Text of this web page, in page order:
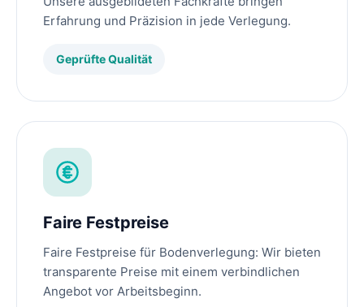
Erfahrung und Präzision in jede Verlegung.
Geprüfte Qualität
Faire Festpreise
Faire Festpreise für Bodenverlegung: Wir bieten
transparente Preise mit einem verbindlichen
Angebot vor Arbeitsbeginn.